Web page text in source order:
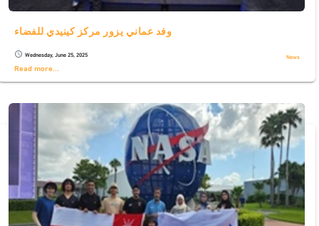
وفد عماني يزور مركز كينيدي للفضاء
schedule Wednesday, June 25, 2025 News
Read more...